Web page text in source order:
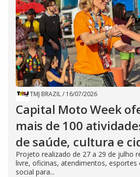
TMJ BRAZIL/ 16/07/2026
Capital Moto Week
mais de 100
de saúde, cultura e
Projeto realizado de 27 a 29 de julho
livre, oficinas, atendimentos, esportes
social para...